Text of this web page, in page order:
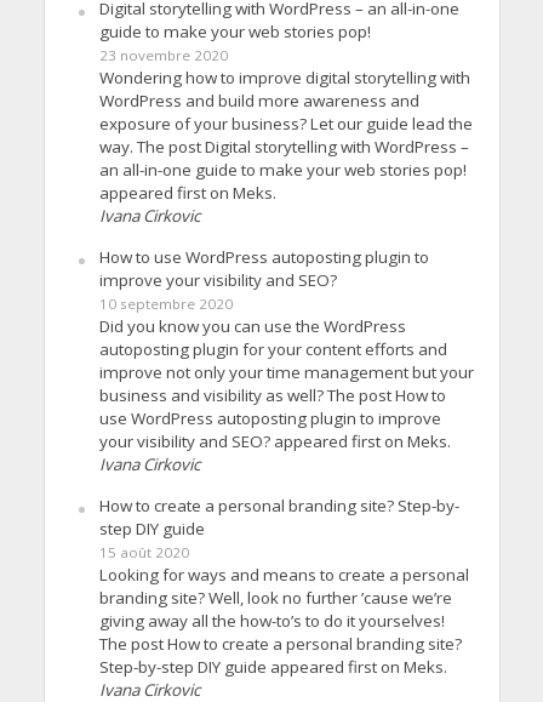
Digital storytelling with WordPress – an all-in-one
guide to make your web stories pop!
23 novembre 2020
Wondering how to improve digital storytelling with
WordPress and build more awareness and
exposure of your business? Let our guide lead the
way. The post Digital storytelling with WordPress –
an all-in-one guide to make your web stories pop!
appeared first on Meks.
Ivana Cirkovic
How to use WordPress autoposting plugin to
improve your visibility and SEO?
10 septembre 2020
Did you know you can use the WordPress
autoposting plugin for your content efforts and
improve not only your time management but your
business and visibility as well? The post How to
use WordPress autoposting plugin to improve
your visibility and SEO? appeared first on Meks.
Ivana Cirkovic
How to create a personal branding site? Step-by-
step DIY guide
15 août 2020
Looking for ways and means to create a personal
branding site? Well, look no further ’cause we’re
giving away all the how-to’s to do it yourselves!
The post How to create a personal branding site?
Step-by-step DIY guide appeared first on Meks.
Ivana Cirkovic